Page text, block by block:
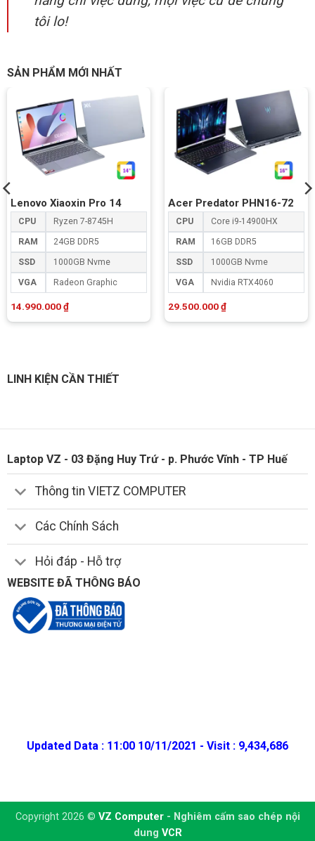
tôi lo!
SẢN PHẨM MỚI NHẤT
Lenovo Xiaoxin Pro 14
CPU Ryzen 7-8745H
RAM 24GB DDR5
SSD 1000GB Nvme
VGA Radeon Graphic
14.990.000₫
Acer Predator PHN16-72
CPU Core i9-14900HX
RAM 16GB DDR5
SSD 1000GB Nvme
VGA Nvidia RTX4060
29.500.000₫
LINH KIỆN CẦN THIẾT
Laptop VZ - 03 Đặng Huy Trứ - p. Phước Vĩnh - TP Huế
Thông tin VIETZ COMPUTER
Các Chính Sách
Hỏi đáp - Hỗ trợ
WEBSITE ĐÃ THÔNG BÁO
Updated Data : 11:00 10/11/2021 - Visit : 9,434,686
Copyright 2026 © VZ Computer- Nghiêm cấm sao chép nội
dung VCR